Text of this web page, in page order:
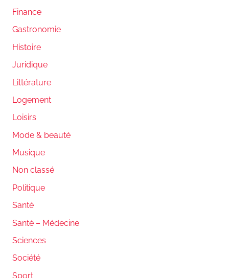
Finance
Gastronomie
Histoire
Juridique
Littérature
Logement
Loisirs
Mode & beauté
Musique
Non classé
Politique
Santé
Santé – Médecine
Sciences
Société
Sport